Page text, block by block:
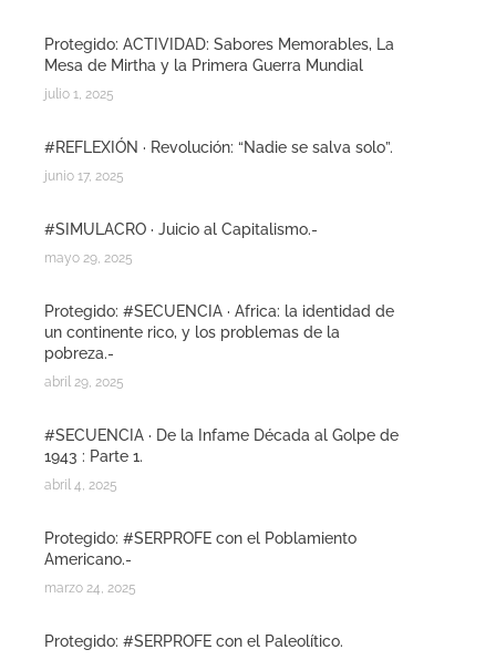
Protegido: ACTIVIDAD: Sabores Memorables, La
Mesa de Mirtha y la Primera Guerra Mundial
julio 1, 2025
#REFLEXIÓN · Revolución: “Nadie se salva solo”.
junio 17, 2025
#SIMULACRO · Juicio al Capitalismo.-
mayo 29, 2025
Protegido: #SECUENCIA · Africa: la identidad de
un continente rico, y los problemas de la
pobreza.-
abril 29, 2025
#SECUENCIA · De la Infame Década al Golpe de
1943 : Parte 1.
abril 4, 2025
Protegido: #SERPROFE con el Poblamiento
Americano.-
marzo 24, 2025
Protegido: #SERPROFE con el Paleolítico.